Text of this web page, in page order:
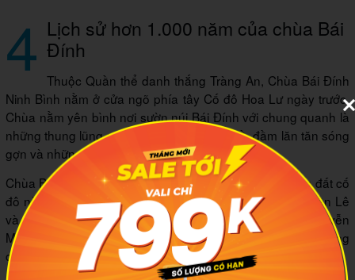
4 Lịch sử hơn 1.000 năm của chùa Bái
Đính
Thuộc Quần thể danh thắng Tràng An, Chùa Bái Đính
Ninh Bình nằm ở cửa ngõ phía tây Cố đô Hoa Lư ngày trước.
Chùa nằm yên bình nơi sườn núi Bái Đính với chung quanh là
những thung lũng mênh mông và những hồ, đầm lăn tăn sóng
gợn và những dãy núi đá vôi.
Chùa Bái Đính đã tồn tại hơn 1.000 năm qua giữa vùng đất cố
đô này, gắn liền với ba triều đại phong kiến lớn Đinh, Tiền Lê
và Lý. Chùa được xây dựng từ năm 1136 do thiền sư Nguyễn
Minh Không sáng lập. Xung quanh chùa còn có vô vàn những
công trình kiến trúc đẹp và có ý nghĩa tâm linh.